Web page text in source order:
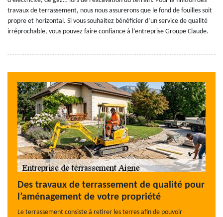
travaux de terrassement, nous nous assurerons que le fond de fouilles soit
propre et horizontal. Si vous souhaitez bénéficier d’un service de qualité
irréprochable, vous pouvez faire confiance à l’entreprise Groupe Claude.
Des travaux de terrassement de qualité pour
l’aménagement de votre propriété
Le terrassement consiste à retirer les terres afin de pouvoir